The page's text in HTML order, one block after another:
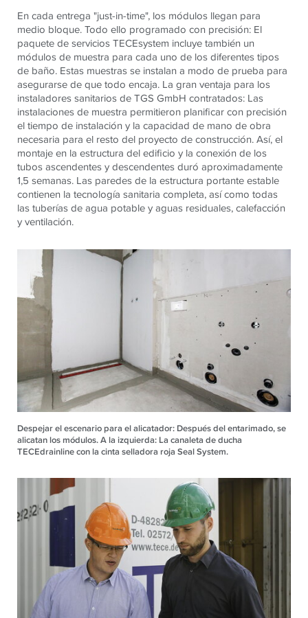
En cada entrega "just-in-time", los módulos llegan para
medio bloque. Todo ello programado con precisión: El
paquete de servicios TECEsystem incluye también un
módulos de muestra para cada uno de los diferentes tipos
de baño. Estas muestras se instalan a modo de prueba para
asegurarse de que todo encaja. La gran ventaja para los
instaladores sanitarios de TGS GmbH contratados: Las
instalaciones de muestra permitieron planificar con precisión
el tiempo de instalación y la capacidad de mano de obra
necesaria para el resto del proyecto de construcción. Así, el
montaje en la estructura del edificio y la conexión de los
tubos ascendentes y descendentes duró aproximadamente
1,5 semanas. Las paredes de la estructura portante estable
contienen la tecnología sanitaria completa, así como todas
las tuberías de agua potable y aguas residuales, calefacción
y ventilación.
Despejar el escenario para el alicatador: Después del entarimado, se
alicatan los módulos. A la izquierda: La canaleta de ducha
TECEdrainline con la cinta selladora roja Seal System.